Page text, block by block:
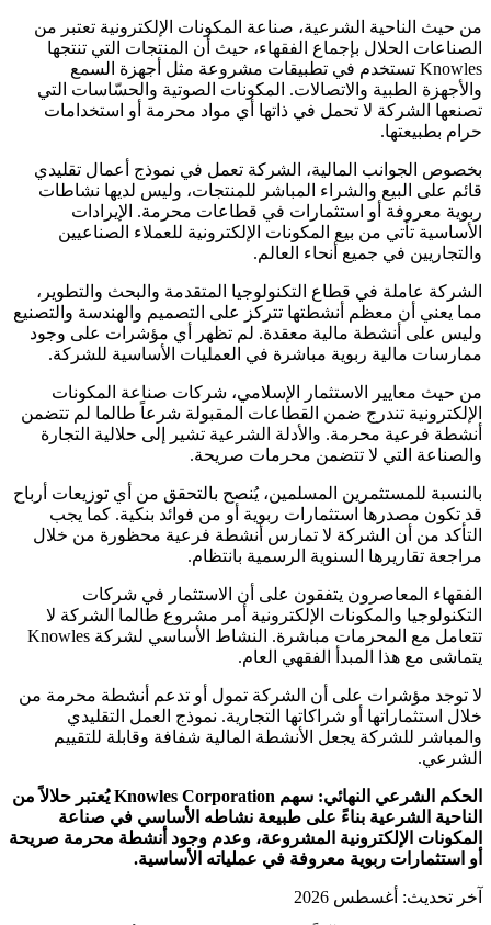
من حيث الناحية الشرعية، صناعة المكونات الإلكترونية تعتبر من
الصناعات الحلال بإجماع الفقهاء، حيث أن المنتجات التي تنتجها
Knowles تستخدم في تطبيقات مشروعة مثل أجهزة السمع
والأجهزة الطبية والاتصالات. المكونات الصوتية والحسّاسات التي
تصنعها الشركة لا تحمل في ذاتها أي مواد محرمة أو استخدامات
حرام بطبيعتها.
بخصوص الجوانب المالية، الشركة تعمل في نموذج أعمال تقليدي
قائم على البيع والشراء المباشر للمنتجات، وليس لديها نشاطات
ربوية معروفة أو استثمارات في قطاعات محرمة. الإيرادات
الأساسية تأتي من بيع المكونات الإلكترونية للعملاء الصناعيين
والتجاريين في جميع أنحاء العالم.
الشركة عاملة في قطاع التكنولوجيا المتقدمة والبحث والتطوير،
مما يعني أن معظم أنشطتها تتركز على التصميم والهندسة والتصنيع
وليس على أنشطة مالية معقدة. لم تظهر أي مؤشرات على وجود
ممارسات مالية ربوية مباشرة في العمليات الأساسية للشركة.
من حيث معايير الاستثمار الإسلامي، شركات صناعة المكونات
الإلكترونية تندرج ضمن القطاعات المقبولة شرعاً طالما لم تتضمن
أنشطة فرعية محرمة. والأدلة الشرعية تشير إلى حلالية التجارة
والصناعة التي لا تتضمن محرمات صريحة.
بالنسبة للمستثمرين المسلمين، يُنصح بالتحقق من أي توزيعات أرباح
قد تكون مصدرها استثمارات ربوية أو من فوائد بنكية. كما يجب
التأكد من أن الشركة لا تمارس أنشطة فرعية محظورة من خلال
مراجعة تقاريرها السنوية الرسمية بانتظام.
الفقهاء المعاصرون يتفقون على أن الاستثمار في شركات
التكنولوجيا والمكونات الإلكترونية أمر مشروع طالما الشركة لا
تتعامل مع المحرمات مباشرة. النشاط الأساسي لشركة Knowles
يتماشى مع هذا المبدأ الفقهي العام.
لا توجد مؤشرات على أن الشركة تمول أو تدعم أنشطة محرمة من
خلال استثماراتها أو شراكاتها التجارية. نموذج العمل التقليدي
والمباشر للشركة يجعل الأنشطة المالية شفافة وقابلة للتقييم
الشرعي.
الحكم الشرعي النهائي: سهم Knowles Corporation يُعتبر حلالاً من
الناحية الشرعية بناءً على طبيعة نشاطه الأساسي في صناعة
المكونات الإلكترونية المشروعة، وعدم وجود أنشطة محرمة صريحة
أو استثمارات ربوية معروفة في عملياته الأساسية.
آخر تحديث: أغسطس 2026